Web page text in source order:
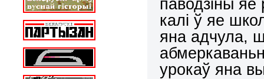
калі ў яе
яна адчула,
урокаў яна